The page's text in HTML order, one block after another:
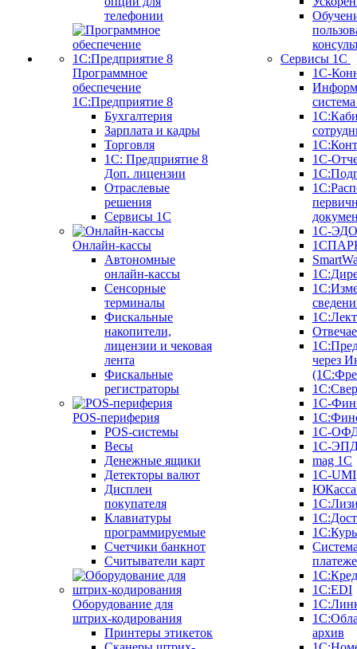
телефонии
Программное
обеспечение
1С:Предприятие 8
Бухгалтерия
Зарплата и кадры
Торговля
1C: Предприятие 8
Доп. лицензии
Отраслевые
решения
Сервисы 1С
Онлайн-кассы
Автономные
онлайн-кассы
Сенсорные
терминалы
Фискальные
накопители,
лицензии и чековая
лента
Фискальные
регистраторы
POS-периферия
POS-системы
Весы
Денежные ящики
Детекторы валют
Дисплеи
покупателя
Клавиатуры
программируемые
Счетчики банкнот
Считыватели карт
Оборудование для
штрих-кодирования
Принтеры этикеток
Сервисы 1С
1С-
1С-
1С-ЭДО
через
1С-
1С-
1С-
mag 1C
1C-UMI
1С:EDI
архив